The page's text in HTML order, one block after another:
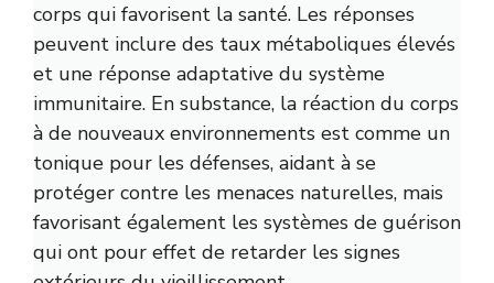
corps qui favorisent la santé. Les réponses
peuvent inclure des taux métaboliques élevés
et une réponse adaptative du système
immunitaire. En substance, la réaction du corps
à de nouveaux environnements est comme un
tonique pour les défenses, aidant à se
protéger contre les menaces naturelles, mais
favorisant également les systèmes de guérison
qui ont pour effet de retarder les signes